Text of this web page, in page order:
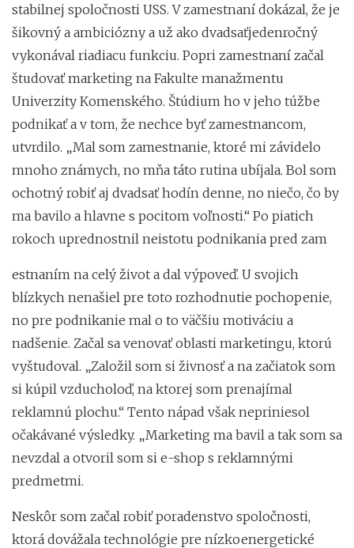
stabilnej spoločnosti USS. V zamestnaní dokázal, že je
šikovný a ambiciózny a už ako dvadsaťjedenročný
vykonával riadiacu funkciu. Popri zamestnaní začal
študovať marketing na Fakulte manažmentu
Univerzity Komenského. Štúdium ho v jeho túžbe
podnikať a v tom, že nechce byť zamestnancom,
utvrdilo. „Mal som zamestnanie, ktoré mi závidelo
mnoho známych, no mňa táto rutina ubíjala. Bol som
ochotný robiť aj dvadsať hodín denne, no niečo, čo by
ma bavilo a hlavne s pocitom voľnosti.“ Po piatich
rokoch uprednostnil neistotu podnikania pred zam
estnaním na celý život a dal výpoveď. U svojich
blízkych nenašiel pre toto rozhodnutie pochopenie,
no pre podnikanie mal o to väčšiu motiváciu a
nadšenie. Začal sa venovať oblasti marketingu, ktorú
vyštudoval. „Založil som si živnosť a na začiatok som
si kúpil vzducholoď, na ktorej som prenajímal
reklamnú plochu.“ Tento nápad však nepriniesol
očakávané výsledky. „Marketing ma bavil a tak som sa
nevzdal a otvoril som si e-shop s reklamnými
predmetmi.
Neskôr som začal robiť poradenstvo spoločnosti,
ktorá dovážala technológie pre nízkoenergetické